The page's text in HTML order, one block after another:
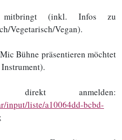
(inkl. Infos zu
Vegetarisch/Vegan).
Bühne präsentieren möchtet
Instrument).
anmelden:
input/liste/a10064dd-bcbd-
;